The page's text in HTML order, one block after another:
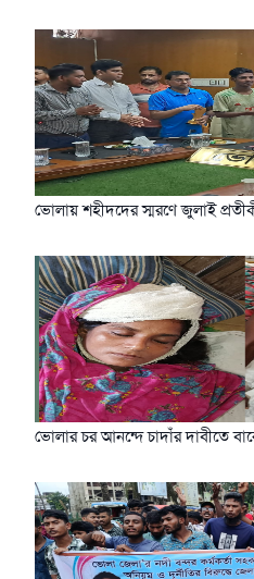
ভোলায় শহীদদের স্মরণে জুলাই
ভোলার চর আনন্দে চাদাঁর দাবীতে